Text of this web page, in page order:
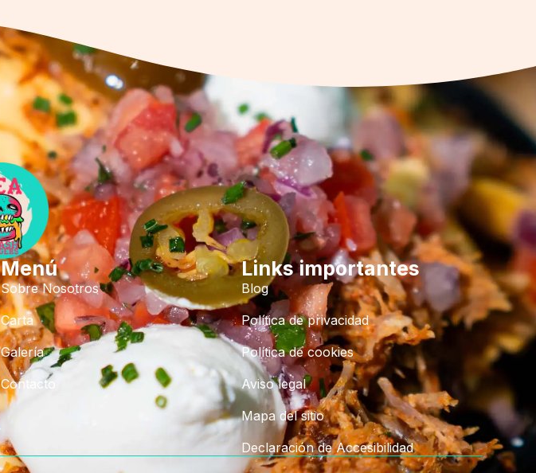
Menú
Sobre Nosotros
Carta
Galería
Contacto
Links importantes
Blog
Política de privacidad
Política de cookies
Aviso legal
Mapa del sitio
Declaración de Accesibilidad